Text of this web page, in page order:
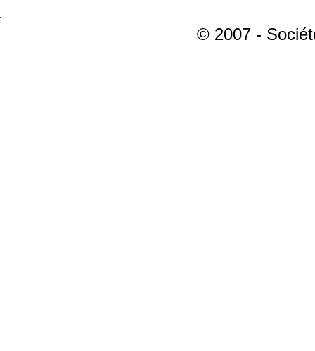
© 2007 -